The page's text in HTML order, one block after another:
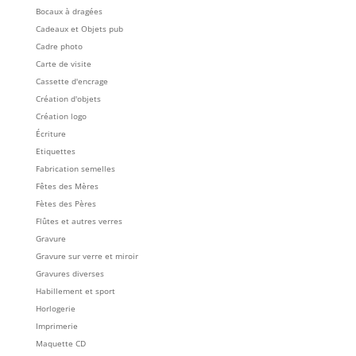
Bocaux à dragées
Cadeaux et Objets pub
Cadre photo
Carte de visite
Cassette d'encrage
Création d'objets
Création logo
Écriture
Etiquettes
Fabrication semelles
Fêtes des Mères
Fètes des Pères
Flûtes et autres verres
Gravure
Gravure sur verre et miroir
Gravures diverses
Habillement et sport
Horlogerie
Imprimerie
Maquette CD